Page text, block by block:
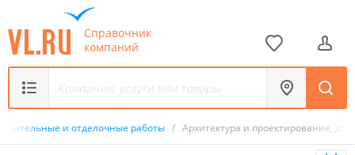
Справочник
компаний
и отделочные работы / Архитектура и проектирование,